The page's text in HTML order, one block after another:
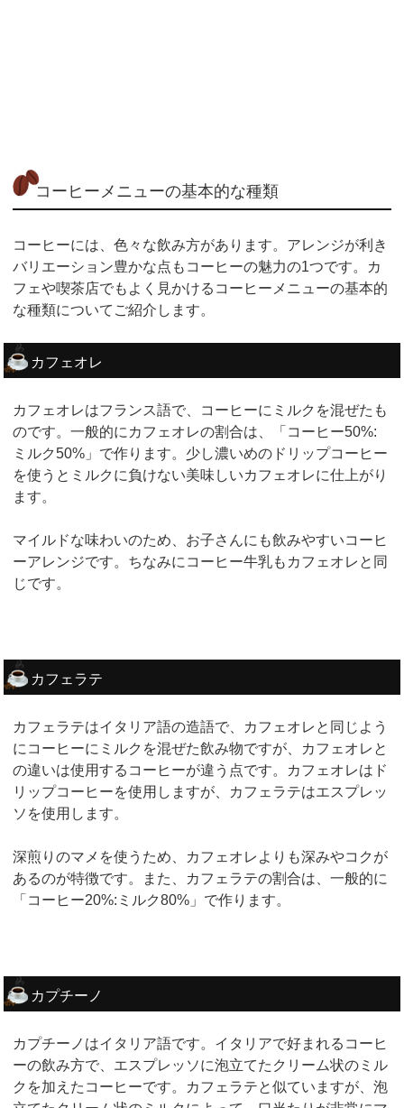
コーヒーメニューの基本的な種類
コーヒーには、色々な飲み方があります。アレンジが利き
バリエーション豊かな点もコーヒーの魅力の1つです。カ
フェや喫茶店でもよく見かけるコーヒーメニューの基本的
な種類についてご紹介します。
カフェオレ
カフェオレはフランス語で、コーヒーにミルクを混ぜたも
のです。一般的にカフェオレの割合は、「コーヒー50%:
ミルク50%」で作ります。少し濃いめのドリップコーヒー
を使うとミルクに負けない美味しいカフェオレに仕上がり
ます。
マイルドな味わいのため、お子さんにも飲みやすいコーヒ
ーアレンジです。ちなみにコーヒー牛乳もカフェオレと同
じです。
カフェラテ
カフェラテはイタリア語の造語で、カフェオレと同じよう
にコーヒーにミルクを混ぜた飲み物ですが、カフェオレと
の違いは使用するコーヒーが違う点です。カフェオレはド
リップコーヒーを使用しますが、カフェラテはエスプレッ
ソを使用します。
深煎りのマメを使うため、カフェオレよりも深みやコクが
あるのが特徴です。また、カフェラテの割合は、一般的に
「コーヒー20%:ミルク80%」で作ります。
カプチーノ
カプチーノはイタリア語です。イタリアで好まれるコーヒ
ーの飲み方で、エスプレッソに泡立てたクリーム状のミル
クを加えたコーヒーです。カフェラテと似ていますが、泡